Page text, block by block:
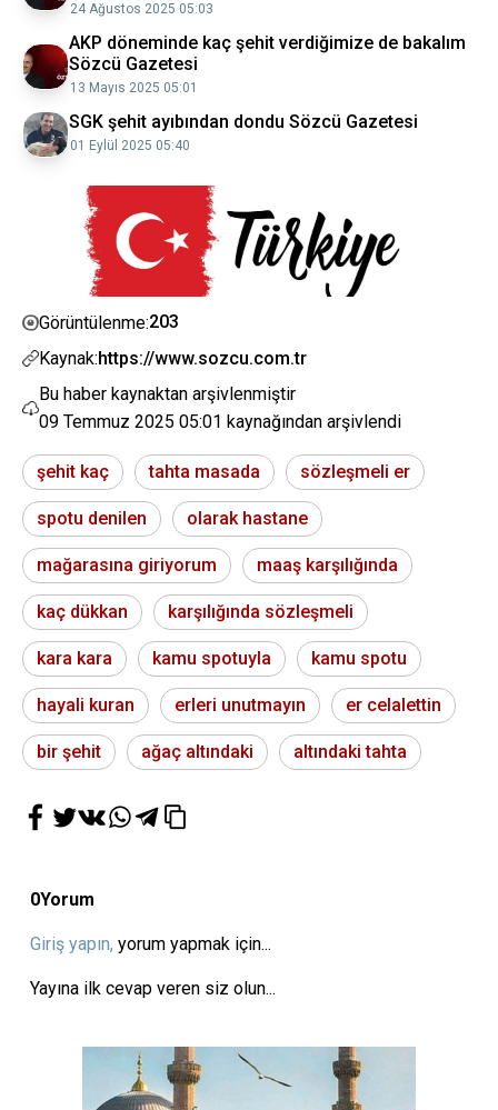
24 Ağustos 2025 05:03
AKP döneminde kaç şehit verdiğimize de bakalım
Sözcü Gazetesi
13 Mayıs 2025 05:01
SGK şehit ayıbından dondu Sözcü Gazetesi
01 Eylül 2025 05:40
Görüntülenme:203
Kaynak:https://www.sozcu.com.tr
Bu haber kaynaktan arşivlenmiştir
09 Temmuz 2025 05:01 kaynağından arşivlendi
şehit kaç tahta masada sözleşmeli er
spotu denilen olarak hastane
mağarasına giriyorum maaş karşılığında
kaç dükkan karşılığında sözleşmeli
kara kara kamu spotuyla kamu spotu
hayali kuran erleri unutmayın er celalettin
bir şehit ağaç altındaki altındaki tahta
0Yorum
Giriş yapın, yorum yapmak için...
Yayına ilk cevap veren siz olun...